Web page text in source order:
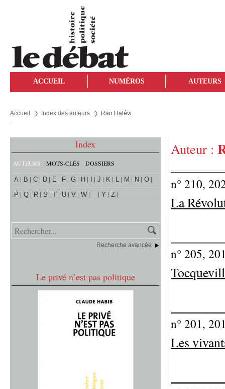
ACCUEIL NUMÉROS AUTEURS
Accueil Index des auteurs Ran Halévi
Index
AUTEURS MOTS-CLÉS DOSSIERS
A B C D E F G H J K L M N
O
P
Q R S T U V W Y Z
Recherche avancée
Le privé n’est pas politique
Auteur :
n° 210,
La
n° 205,
n° 201,
Les